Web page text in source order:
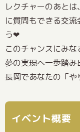
レクチャーのあと
に質問もできる交
う❤
このチャンスにみ
夢の実現へ一歩踏み
長岡であなたの「や
イベント概要